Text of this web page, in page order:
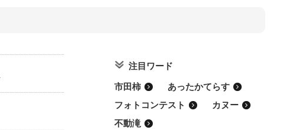
注目ワード
市田柿
あったかてらす
フォトコンテスト
カヌー
不動滝